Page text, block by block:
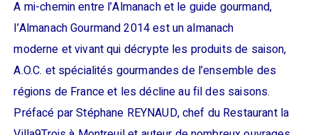
A mi-chemin entre l’Almanach et le guide gourmand,
l’Almanach Gourmand 2014 est un almanach
moderne et vivant qui décrypte les produits de saison,
A.O.C. et spécialités gourmandes de l’ensemble des
régions de France et les décline au fil des saisons.
Préfacé par Stéphane REYNAUD, chef du Restaurant la